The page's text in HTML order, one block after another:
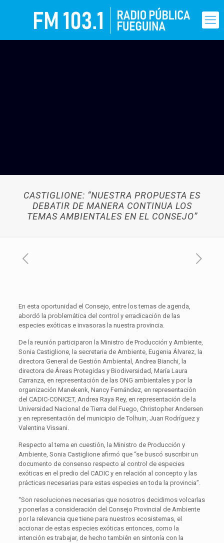
CASTIGLIONE: “NUESTRA PROPUESTA ES
DEBATIR DE MANERA CONTINUA LOS
TEMAS AMBIENTALES EN EL CONSEJO”
En esta oportunidad el Consejo, entre los temas de agenda,
abordó la problemática del control y erradicación de las
especies exóticas e invasoras la nuestra provincia.
De la reunión participaron la Ministro de Producción y Ambiente,
Sonia Castiglione, la secretaria de Ambiente, Eugenia Álvarez, la
directora General de Gestión Ambiental, Andrea Bianchi, la
directora de Áreas Protegidas y Biodiversidad, María Laura
Carranza, en representación de las ONG ambientales y por la
organización Manekenk, Nancy Fernández, en representación
del CADIC-CONICET, Andrea Raya Rey, en representación de la
Universidad Nacional de Tierra del Fuego, Christopher Andersen
y en representación del municipio de Tolhuin, Juan Rodríguez y
Valentina Vissani.
Respecto al tema en cuestión, la Ministro de Producción y
Ambiente, Sonia Castiglione afirmó que “se buscó suscribir un
documento de consenso respecto al control de especies
exóticas en el predio del CADIC y en relación al concepto y las
prácticas necesarias para estas especies en toda la provincia”.
“Son resoluciones necesarias que nosotros decidimos volcarlas
y ponerlas a consideración del Consejo Provincial de Ambiente
por la relevancia que tiene para nuestros ecosistemas, el
accionar de estas especies exóticas entonces, como la
intención es trabajar, de hecho también en sintonía con la